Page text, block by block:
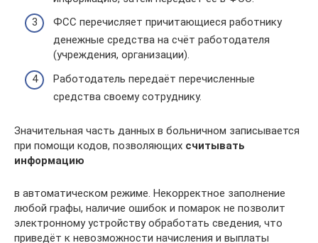
ФСС перечисляет причитающиеся работнику
денежные средства на счёт работодателя
(учреждения, организации).
Работодатель передаёт перечисленные
средства своему сотруднику.
Значительная часть данных в больничном записывается
при помощи кодов, позволяющих считывать
информацию
в автоматическом режиме. Некорректное заполнение
любой графы, наличие ошибок и помарок не позволит
электронному устройству обработать сведения, что
приведёт к невозможности начисления и выплаты